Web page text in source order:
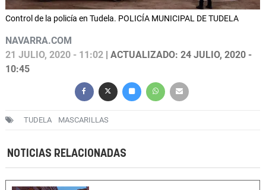
Control de la policía en Tudela. POLICÍA MUNICIPAL DE TUDELA
NAVARRA.COM
21 JULIO, 2020 - 11:02 | ACTUALIZADO: 24 JULIO, 2020 -
10:45
TUDELA MASCARILLAS
NOTICIAS RELACIONADAS